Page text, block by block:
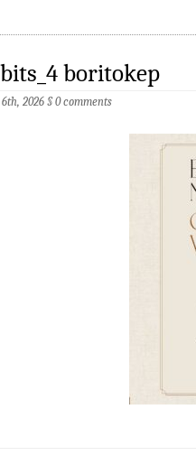
boritokep
2026 §0 comments